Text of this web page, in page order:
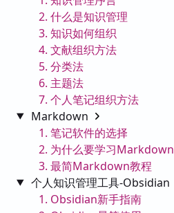
2. 什么是知识管理
3. 知识如何组织
4. 文献组织方法
5. 分类法
6. 主题法
7. 个人笔记组织方法
Markdown
1. 笔记软件的选择
2. 为什么要学习Markdown
3. 最简Markdown教程
个人知识管理工具-Obsidian
1. Obsidian新手指南